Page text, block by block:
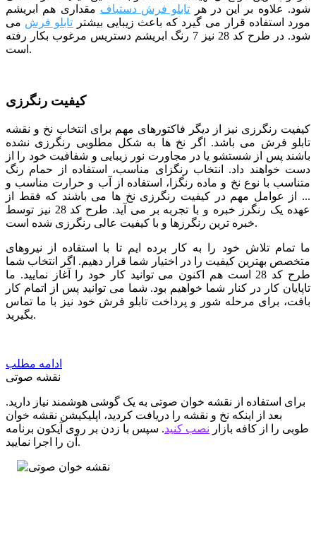
شود. علاوه بر این در هر تابلو فرش دستباف مقداری هم ابریشم
مورد استفاده قرار می گیرد که باعث زیبایی بیشتر
تابلو فرش می
شود. در طرح کد 28 نیز 7 رنگ ابریشم دستریس مرغوب بکار رفته
است.
کیفیت رنگرزی
کیفیت رنگرزی نیز از دیگر فاکتورهای مهم برای انتخاب نخ و نقشه
تابلو فرش می باشد. اگر نخ ها به شکل مطلوبی رنگرزی نشده
باشند پس از شستشو یا در مجاورت نور زیبایی و شفافیت خود را از
دست خواهند داد. انتخاب رنگزای مناسب، استفاده از حمام رنگ
متناسب با نوع نخ و ماده رنگزا، استفاده از آب و حرارت مناسب و
... از عوامل مهم در کیفیت رنگرزی نخ ها می باشند که فقط از
عهده یک رنگرز خبره و با تجربه بر می آید. طرح کد 28 نیز توسط
خبره ترین رنگرزها و با کیفیت عالی رنگرزی شده است.
ما تمام تلاش خود را به کار برده ایم تا با استفاده از نیروهای
متخصص بهترین کیفیت را در اختیار شما قرار دهیم. اگر انتخاب شما
طرح کد 28 است هم اکنون می توانید کار خود را آغاز نمایید. ما
تاپایان کار در کنار شما خواهیم بود. شما می توانید پس از اتمام کار
بافت، برای مرحله شور و پرداخت تابلو فرش خود نیز با ما تماس
بگیرید.
ادامه مطلب
نقشه صوتی
برای استفاده از نقشه خوان صوتی به یک گوشی هوشمند نیاز دارید.
بعد از اینکه نخ و نقشه را دریافت کردید، اپلیکیشن نقشه خوان
طوبی را از کافه بازار نصب کنید. سپس با زدن بر روی آیکون برنامه
آن را اجرا نمایید.